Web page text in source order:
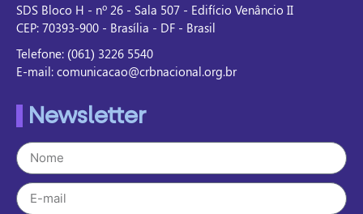
SDS Bloco H - nº 26 - Sala 507 - Edifício Venâncio II
CEP: 70393-900 - Brasília - DF - Brasil
Telefone: (061) 3226 5540
E-mail: comunicacao@crbnacional.org.br
Newsletter